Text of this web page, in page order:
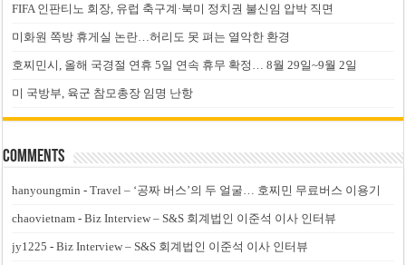
FIFA 인판티노 회장, 유럽 축구계·북미 정치권 불신임 압박 직면
미화원 쪽방 휴게실 논란…허리도 못 펴는 열악한 환경
호찌민시, 올해 국경절 연휴 5일 연속 휴무 확정… 8월 29일~9월 2일
미 국방부, 육군 참모총장 임명 난항
Comments
hanyoungmin -Travel – ‘공짜 버스’의 두 얼굴… 호찌민 무료버스 이용기
chaovietnam -Biz Interview – S&S 회계법인 이준석 이사 인터뷰
jy1225 -Biz Interview – S&S 회계법인 이준석 이사 인터뷰